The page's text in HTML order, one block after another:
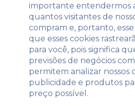
importante entendermos
quantos visitantes de
compram e, portanto,
que esses cookies
para você, pois significa
previsões de negócios
permitem analizar nossos
publicidade e produtos
preço possível.